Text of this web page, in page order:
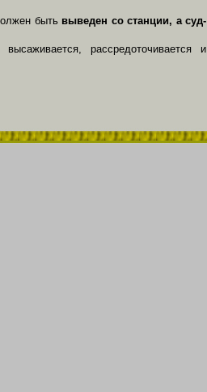
быть выведен со станции, а суд­
рассредото­чивается и